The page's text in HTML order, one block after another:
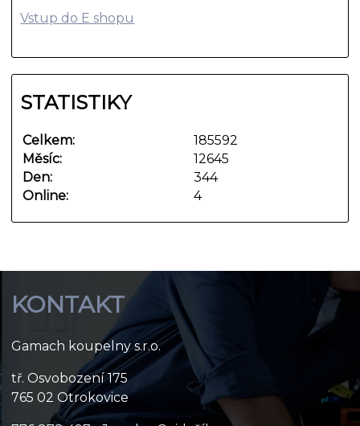
Vstup do E shopu
STATISTIKY
Online: 4
Celkem:
185592
Měsíc:
12645
Den:
344
KONTAKT
Gamach koupelny s.r.o.
tř. Osvobození 175
765 02 Otrokovice